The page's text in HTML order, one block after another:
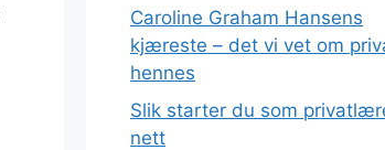
Caroline Graham Hansens
kjæreste – det vi vet om
hennes
Slik starter du som
nett